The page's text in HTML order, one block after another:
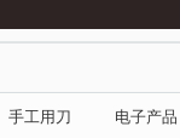
手工用刀 电子产品